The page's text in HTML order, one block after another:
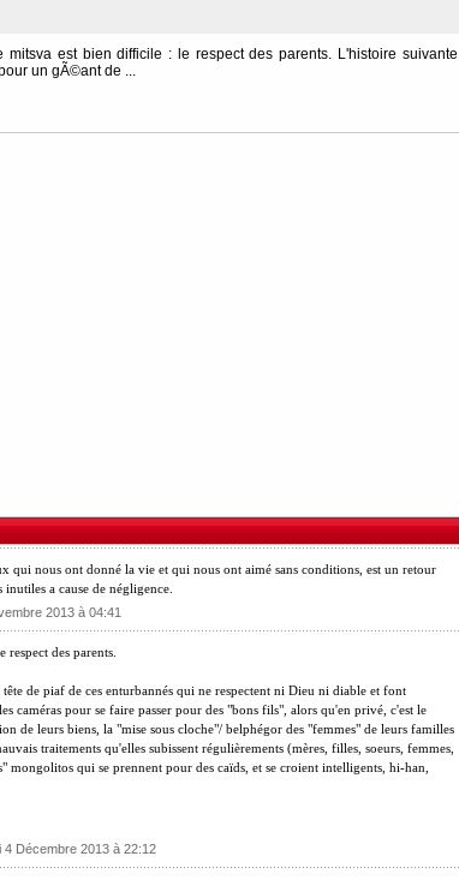
mitsva est bien difficile : le respect des parents. L'histoire suivante
un gÃ©ant de ...
qui nous ont donné la vie et qui nous ont aimé sans conditions, est un retour
a cause de négligence.
2013 à 04:41
des parents.
de piaf de ces enturbannés qui ne respectent ni Dieu ni diable et font
caméras pour se faire passer pour des "bons fils", alors qu'en privé, c'est le
de leurs biens, la "mise sous cloche"/ belphégor des "femmes" de leurs familles
traitements qu'elles subissent régulièrements (mères, filles, soeurs, femmes,
mongolitos qui se prennent pour des caïds, et se croient intelligents, hi-han,
Décembre 2013 à 22:12